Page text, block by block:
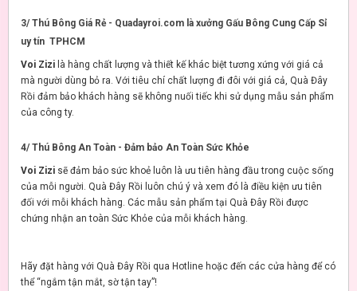
3/ Thú Bông Giá Rẻ - Quadayroi.com là xưởng Gấu Bông Cung Cấp Sỉ
uy tín TPHCM
Voi Zizi là hàng chất lượng và thiết kế khác biệt tương xứng với giá cả
mà người dùng bỏ ra. Với tiêu chí chất lượng đi đôi với giá cả, Quà Đây
Rồi đảm bảo khách hàng sẽ không nuối tiếc khi sử dụng mẫu sản phẩm
của công ty.
4/ Thú Bông An Toàn - Đảm bảo An Toàn Sức Khỏe
Voi Zizi sẽ đảm bảo sức khoẻ luôn là ưu tiên hàng đầu trong cuộc sống
của mỗi người. Quà Đây Rồi luôn chú ý và xem đó là điều kiện ưu tiên
đối với mỗi khách hàng. Các mẫu sản phẩm tại Quà Đây Rồi được
chứng nhận an toàn Sức Khỏe của mỗi khách hàng.
Hãy đặt hàng với Quà Đây Rồi qua Hotline hoặc đến các cửa hàng để có
thể “ngắm tận mắt, sờ tận tay”!